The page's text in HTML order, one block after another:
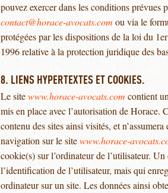
pouvez exercer dans les conditions prévues
contact@horace-avocats.com ou via le
protégées par les dispositions de la loi du
1996 relative à la protection juridique des
8. LIENS HYPERTEXTES ET COOKIES.
Le sitewww.horace-avocats.com contient
mis en place avec l’autorisation de Horace.
contenu des sites ainsi visités, et
navigation sur le sitewww.horace-
cookie(s) sur l’ordinateur de l’utilisateur.
l’identification de l’utilisateur, mais qui
ordinateur sur un site. Les données ainsi